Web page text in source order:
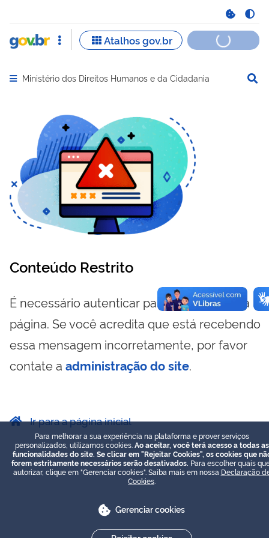
Abrir menu principal de navegação
Ministério dos Direitos Humanos e da Cidadania
Conteúdo Restrito
É necessário autenticar para visualizar essa
página. Se você acredita que está recebendo
essa mensagem incorretamente, por favor
contate a administração do site.
Ir para a página inicial
Para melhorar a sua experiência na plataforma e prover serviços
personalizados, utilizamos cookies. Ao aceitar, você terá acesso a todas as
funcionalidades do site. Se clicar em "Rejeitar Cookies", os cookies que
forem estritamente necessários serão desativados. Para escolher quais
autorizar, clique em "Gerenciar cookies". Saiba mais em nossa Declaração
Cookies
Gerenciar cookies